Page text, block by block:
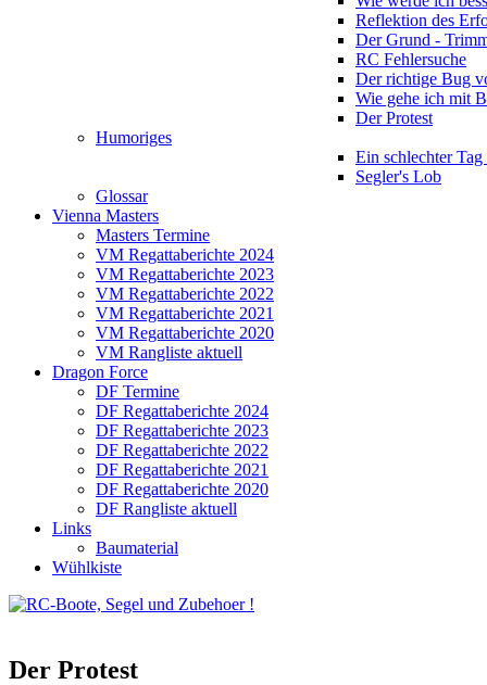
Reflektion des
Der Grund -
RC Fehlersuche
Der richtige Bug
Wie gehe ich mit
Der Protest
Humoriges
Ein schlechter Tag
Segler's Lob
Glossar
Vienna Masters
Masters Termine
VM Regattaberichte 2024
VM Regattaberichte 2023
VM Regattaberichte 2022
VM Regattaberichte 2021
VM Regattaberichte 2020
VM Rangliste aktuell
Dragon Force
DF Termine
DF Regattaberichte 2024
DF Regattaberichte 2023
DF Regattaberichte 2022
DF Regattaberichte 2021
DF Regattaberichte 2020
DF Rangliste aktuell
Links
Baumaterial
Wühlkiste
Der Protest